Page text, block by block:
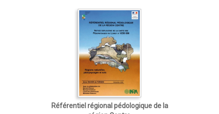
Référentiel régional pédologique de la